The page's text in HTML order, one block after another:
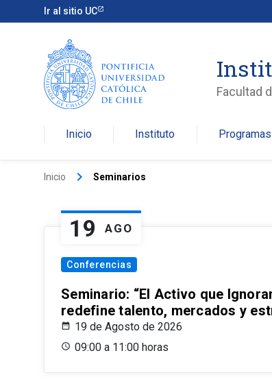
Ir al sitio UC
Facultad
Inicio Instituto Programas
Inicio keyboard_arrow_right Seminarios
19 AGO
Conferencias
Seminario: “El Activo que
redefine talento, mercados y
19 de Agosto de 2026
09:00 a 11:00 horas